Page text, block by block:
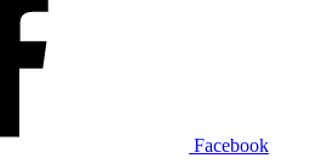
Facebook